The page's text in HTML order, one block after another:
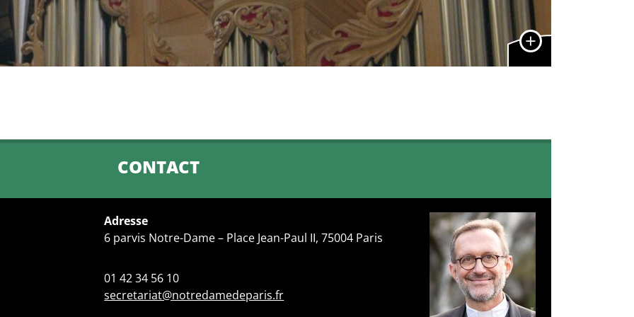
CONTACT
Adresse
6 parvis Notre-Dame – Place Jean-Paul II, 75004 Paris
01 42 34 56 10
secretariat@notredamedeparis.fr